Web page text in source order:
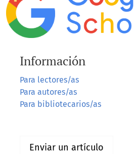
Información
Para lectores/as
Para autores/as
Para bibliotecarios/as
Enviar un artículo